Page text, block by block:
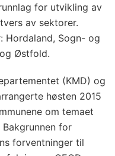
for utvikling av
av sektorer.
Hordaland, Sogn- og
Østfold.
(KMD) og
høsten 2015
om temaet
for
forventninger til